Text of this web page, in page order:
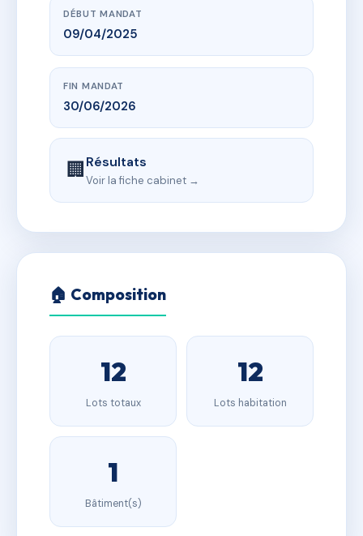
DÉBUT MANDAT
09/04/2025
FIN MANDAT
30/06/2026
🏢Résultats
Voir la fiche cabinet →
🏠 Composition
12
Lots totaux
12
Lots habitation
1
Bâtiment(s)